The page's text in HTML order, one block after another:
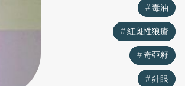
毒油
紅斑性狼瘡
奇亞籽
針眼
毒油
紅斑性狼瘡
奇亞籽
針眼